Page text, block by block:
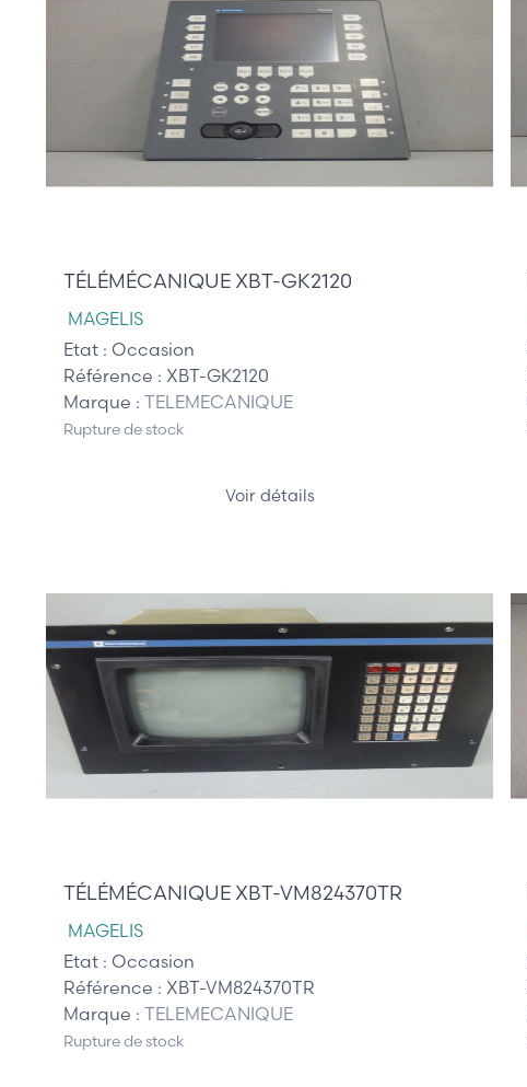
TÉLÉMÉCANIQUE XBT-GK2120
MAGELIS
Etat : Occasion
Référence : XBT-GK2120
Marque : TELEMECANIQUE
Rupture de stock
Voir détails
TÉLÉMÉCANIQUE XBT-VM824370TR
MAGELIS
Etat : Occasion
Référence : XBT-VM824370TR
Marque : TELEMECANIQUE
Rupture de stock